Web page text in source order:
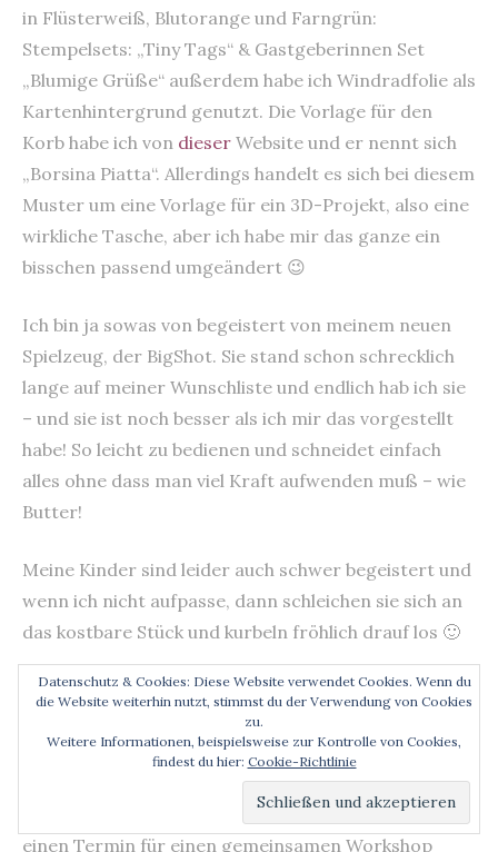
in Flüsterweiß, Blutorange und Farngrün:
Stempelsets: „Tiny Tags“ & Gastgeberinnen Set
„Blumige Grüße“ außerdem habe ich Windradfolie als
Kartenhintergrund genutzt. Die Vorlage für den
Korb habe ich von dieser Website und er nennt sich
„Borsina Piatta“. Allerdings handelt es sich bei diesem
Muster um eine Vorlage für ein 3D-Projekt, also eine
wirkliche Tasche, aber ich habe mir das ganze ein
bisschen passend umgeändert 😉
Ich bin ja sowas von begeistert von meinem neuen
Spielzeug, der BigShot. Sie stand schon schrecklich
lange auf meiner Wunschliste und endlich hab ich sie
– und sie ist noch besser als ich mir das vorgestellt
habe! So leicht zu bedienen und schneidet einfach
alles ohne dass man viel Kraft aufwenden muß – wie
Butter!
Meine Kinder sind leider auch schwer begeistert und
wenn ich nicht aufpasse, dann schleichen sie sich an
das kostbare Stück und kurbeln fröhlich drauf los 🙂
Ich freue mich schon darauf, Euch weitere Projekte
mit der Big Shot zu zeigen. Und nicht vergessen:
Wenn ihr mal Lust haben solltet, die Big Shot selbst
auszuprobieren, oder auf andere Weise kreativ zu
werden, dann meldet Euch bei mir und wir können
einen Termin für einen gemeinsamen Workshop
Datenschutz & Cookies: Diese Website verwendet Cookies. Wenn du
die Website weiterhin nutzt, stimmst du der Verwendung von Cookies
zu.
Weitere Informationen, beispielsweise zur Kontrolle von Cookies,
findest du hier: Cookie-Richtlinie